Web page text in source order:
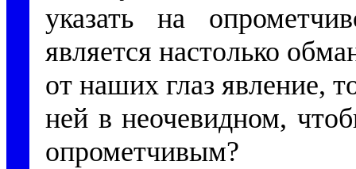
указать на
является настолько
от наших глаз явление,
ней в неочевидном,
опрометчивым?